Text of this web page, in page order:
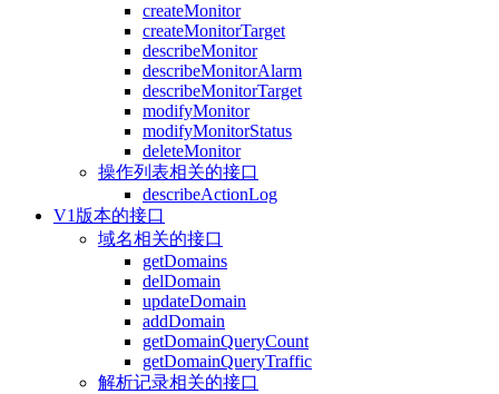
createMonitor
createMonitorTarget
describeMonitor
describeMonitorAlarm
describeMonitorTarget
modifyMonitor
modifyMonitorStatus
deleteMonitor
操作列表相关的接口
describeActionLog
V1版本的接口
域名相关的接口
getDomains
delDomain
updateDomain
addDomain
getDomainQueryCount
getDomainQueryTraffic
解析记录相关的接口